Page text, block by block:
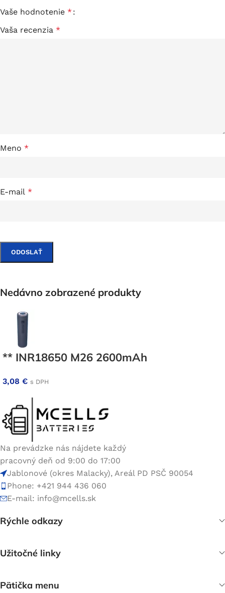
Vaše hodnotenie *
Vaša recenzia *
Meno *
E-mail *
Nedávno zobrazené produkty
** INR18650 M26 2600mAh
3,08 € s DPH
Na prevádzke nás nájdete každý
pracovný deň od 9:00 do 17:00
Jablonové (okres Malacky), Areál PD PSČ 90054
Phone: +421 944 436 060
E-mail: info@mcells.sk
Rýchle odkazy
Užitočné linky
Pätička menu